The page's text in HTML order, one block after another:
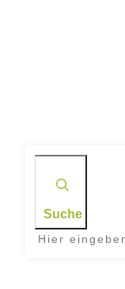
Suche